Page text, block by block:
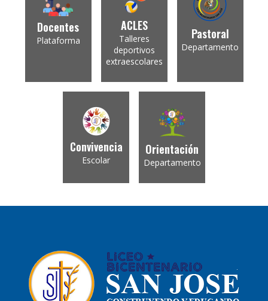
Docentes
Plataforma
ACLES
Talleres
deportivos
extraescolares
Pastoral
Departamento
Convivencia
Escolar
Orientación
Departamento